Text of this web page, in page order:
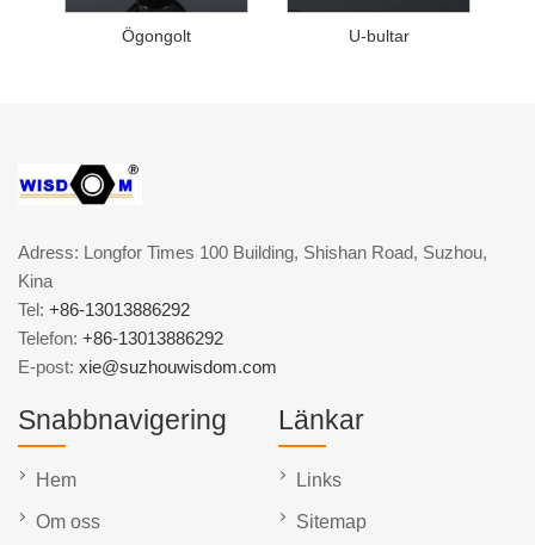
Ögongolt U-bultar
Adress: Longfor Times 100 Building, Shishan Road, Suzhou,
Kina
Tel: +86-13013886292
Telefon: +86-13013886292
E-post: xie@suzhouwisdom.com
Snabbnavigering
Hem
Om oss
Länkar
Links
Sitemap